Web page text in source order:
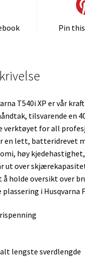
Pin
T540i XP er vår
tilsvarende en
verktøyet for all
en lett, batteridrevet
høy
ut over
å holde oversikt over
plassering i Husqvarna
lengste sverdlengde